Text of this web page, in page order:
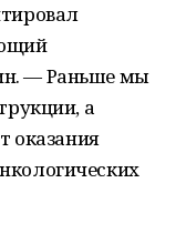
— Раньше мы
а
оказания